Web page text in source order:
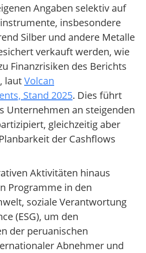
Angaben selektiv auf
insbesondere
Silber und andere Metalle
verkauft werden, wie
Finanzrisiken des Berichts
lautVolcan
Stand 2025. Dies führt
Unternehmen an steigenden
gleichzeitig aber
der Cashflows
Aktivitäten hinaus
Programme in den
soziale Verantwortung
(ESG), um den
der peruanischen
Abnehmer und